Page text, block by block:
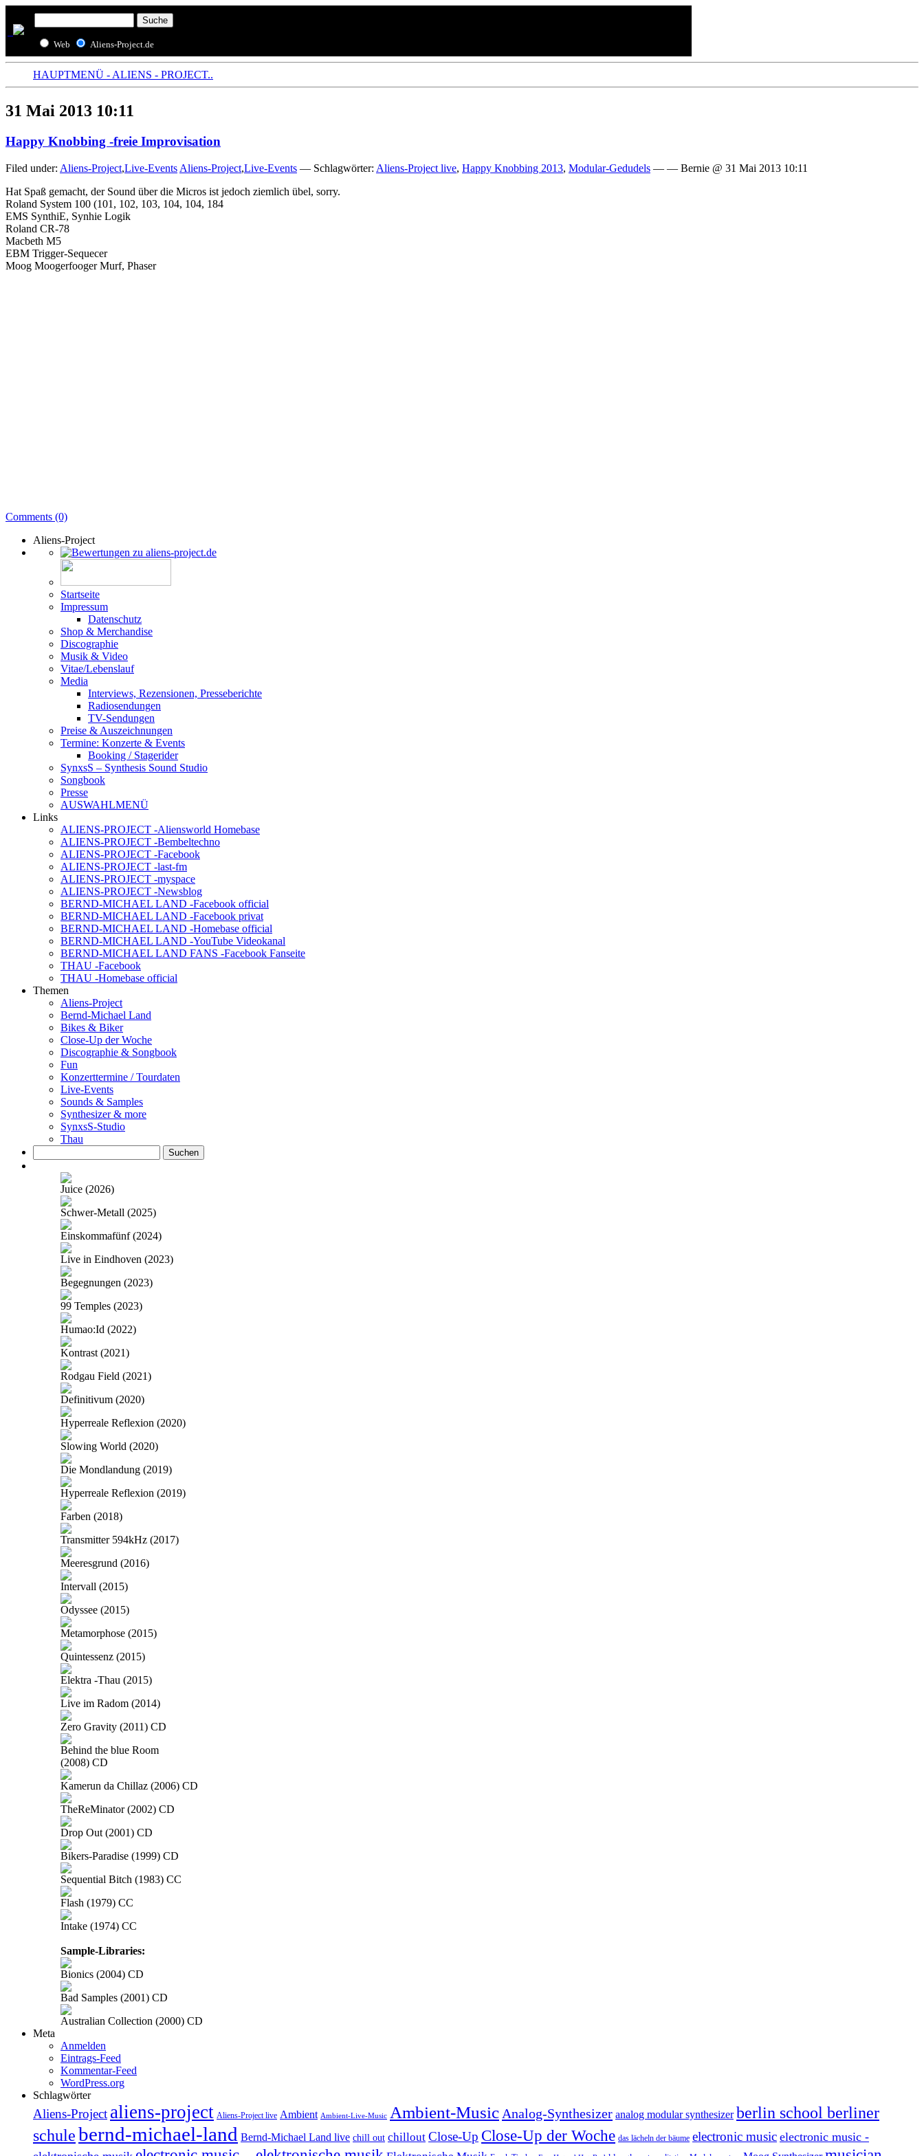
Web Aliens-Project.de
HAUPTMENÜ - ALIENS - PROJECT..
31 Mai 2013 10:11
Happy Knobbing -freie Improvisation
Filed under: Aliens-Project,Live-Events Aliens-Project,Live-Events — Schlagwörter: Aliens-Project live, Happy Knobbing 2013, Modular-Gedudels — — Bernie @ 31 Mai 2013 10:11
Hat Spaß gemacht, der Sound über die Micros ist jedoch ziemlich übel, sorry.
Roland System 100 (101, 102, 103, 104, 104, 184
EMS SynthiE, Synhie Logik
Roland CR-78
Macbeth M5
EBM Trigger-Sequecer
Moog Moogerfooger Murf, Phaser
Comments (0)
Aliens-Project
Startseite
Impressum
Datenschutz
Shop & Merchandise
Discographie
Musik & Video
Vitae/Lebenslauf
Media
Interviews, Rezensionen, Presseberichte
Radiosendungen
TV-Sendungen
Preise & Auszeichnungen
Termine: Konzerte & Events
Booking / Stagerider
SynxsS – Synthesis Sound Studio
Songbook
Presse
AUSWAHLMENÜ
Links
ALIENS-PROJECT -Aliensworld Homebase
ALIENS-PROJECT -Bembeltechno
ALIENS-PROJECT -Facebook
ALIENS-PROJECT -last-fm
ALIENS-PROJECT -myspace
ALIENS-PROJECT -Newsblog
BERND-MICHAEL LAND -Facebook official
BERND-MICHAEL LAND -Facebook privat
BERND-MICHAEL LAND -Homebase official
BERND-MICHAEL LAND -YouTube Videokanal
BERND-MICHAEL LAND FANS -Facebook Fanseite
THAU -Facebook
THAU -Homebase official
Themen
Aliens-Project
Bernd-Michael Land
Bikes & Biker
Close-Up der Woche
Discographie & Songbook
Fun
Konzerttermine / Tourdaten
Live-Events
Sounds & Samples
Synthesizer & more
SynxsS-Studio
Thau
nach:
Juice (2026)
Schwer-Metall (2025)
Einskommafünf (2024)
Live in Eindhoven (2023)
Begegnungen (2023)
99 Temples (2023)
Humao:Id (2022)
Kontrast (2021)
Rodgau Field (2021)
Definitivum (2020)
Hyperreale Reflexion (2020)
Slowing World (2020)
Die Mondlandung (2019)
Hyperreale Reflexion (2019)
Farben (2018)
Transmitter 594kHz (2017)
Meeresgrund (2016)
Intervall (2015)
Odyssee (2015)
Metamorphose (2015)
Quintessenz (2015)
Elektra -Thau (2015)
Live im Radom (2014)
Zero Gravity (2011) CD
Behind the blue Room
(2008) CD
Kamerun da Chillaz (2006) CD
TheReMinator (2002) CD
Drop Out (2001) CD
Bikers-Paradise (1999) CD
Sequential Bitch (1983) CC
Flash (1979) CC
Intake (1974) CC
Sample-Libraries:
Bionics (2004) CD
Bad Samples (2001) CD
Australian Collection (2000) CD
Meta
Anmelden
Eintrags-Feed
Kommentar-Feed
WordPress.org
Schlagwörter
Aliens-Project aliens-project Aliens-Project live Ambient Ambient-Live-Music Ambient-Music Analog-Synthesizer analog modular synthesizer berlin school berliner
schulebernd-michael-land Bernd-Michael Land live chill out chillout Close-Up Close-Up der Woche das lächeln der bäume electronic music electronic music -